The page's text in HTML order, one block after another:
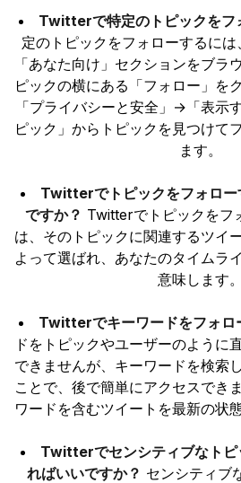
Twitterで特定のトピックをフ
定のトピックをフォローするには
「あなた向け」セクションをブラ
ピックの横にある「フォロー」を
「プライバシーと安全」→「表示
ピック」からトピックを見つけて
ます。
Twitterでトピックをフォロー
ですか？ Twitterでトピックをフ
は、そのトピックに関連するツイ
よって選ばれ、あなたのタイムラ
意味します。
Twitterでキーワードをフォロ
ドをトピックやユーザーのように
できませんが、キーワードを検索
ことで、後で簡単にアクセスでき
ワードを含むツイートを最新の状
Twitterでセンシティブなトピ
ればいいですか？ センシティブ